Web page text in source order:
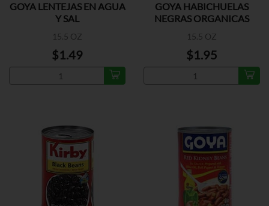
GOYA LENTEJAS EN AGUA
Y SAL
15.5 OZ
$1.49
GOYA HABICHUELAS
NEGRAS ORGANICAS
15.5 OZ
$1.95